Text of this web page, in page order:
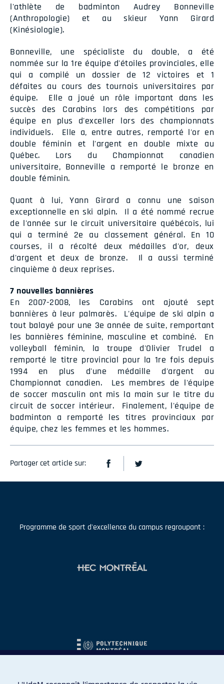
l'athlète de badminton Audrey Bonneville
(Anthropologie) et au skieur Yann Girard
(Kinésiologie).
Bonneville, une spécialiste du double, a été
nommée sur la 1re équipe d'étoiles provinciales, elle
qui a compilé un dossier de 12 victoires et 1
défaites au cours des tournois universitaires par
équipe. Elle a joué un rôle important dans les
succès des Carabins lors des compétitions par
équipe en plus d'exceller lors des championnats
individuels. Elle a, entre autres, remporté l'or en
double féminin et l'argent en double mixte au
Québec. Lors du Championnat canadien
universitaire, Bonneville a remporté le bronze en
double féminin.
Quant à lui, Yann Girard a connu une saison
exceptionnelle en ski alpin. Il a été nommé recrue
de l'année sur le circuit universitaire québécois, lui
qui a terminé 2e au classement général. En 10
courses, il a récolté deux médailles d'or, deux
d'argent et deux de bronze. Il a aussi terminé
cinquième à deux reprises.
7 nouvelles bannières
En 2007-2008, les Carabins ont ajouté sept
bannières à leur palmarès. L'équipe de ski alpin a
tout balayé pour une 3e année de suite, remportant
les bannières féminine, masculine et combiné. En
volleyball féminin, la troupe d'Olivier Trudel a
remporté le titre provincial pour la 1re fois depuis
1994 en plus d'une médaille d'argent au
Championnat canadien. Les membres de l'équipe
de soccer masculin ont mis la main sur le titre du
circuit de soccer intérieur. Finalement, l'équipe de
badminton a remporté les titres provinciaux par
équipe, chez les femmes et les hommes.
Partager cet article sur:
Programme de sport d'excellence du campus regroupant :